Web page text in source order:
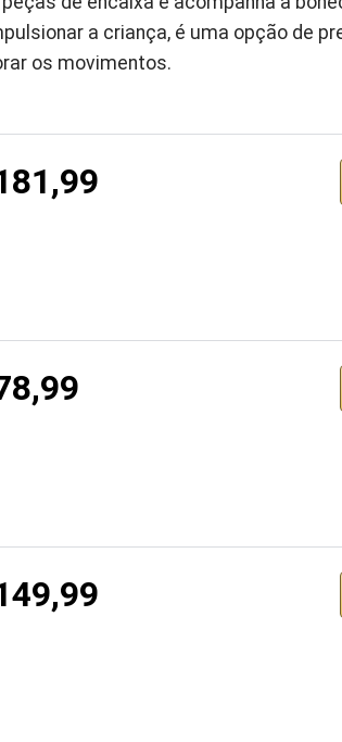
a criança, é uma opção de
os movimentos.